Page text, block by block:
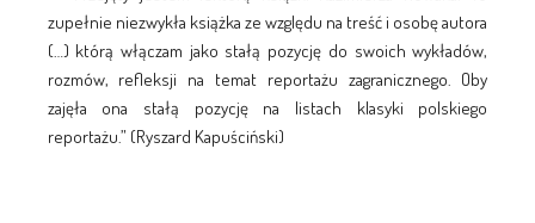
zupełnie niezwykła książka ze względu na treść i osobę autora
(…) którą włączam jako stałą pozycję do swoich wykładów,
rozmów, refleksji na temat reportażu zagranicznego. Oby
zajęła ona stałą pozycję na listach klasyki polskiego
reportażu.” (Ryszard Kapuściński)